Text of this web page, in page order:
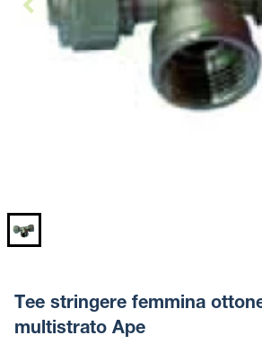
Tee stringere femmina
multistrato Ape